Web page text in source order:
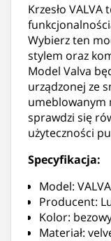
Krzesło
Wybierz ten
stylem oraz
Model Valva
urządzonej ze
umeblowanym
sprawdzi się
użyteczności
Specyfikacja:
Model:
Producent:
Kolor:
Materiał: